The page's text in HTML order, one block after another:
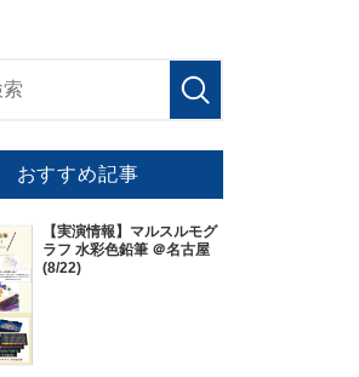
おすすめ記事
【実演情報】マルスルモグ
ラフ 水彩色鉛筆 ＠名古屋
(8/22)